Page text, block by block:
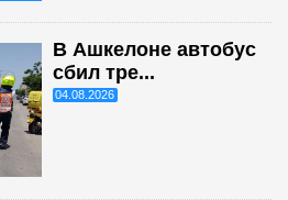
В Ашкелоне автобус
сбил тре...
04.08.2026